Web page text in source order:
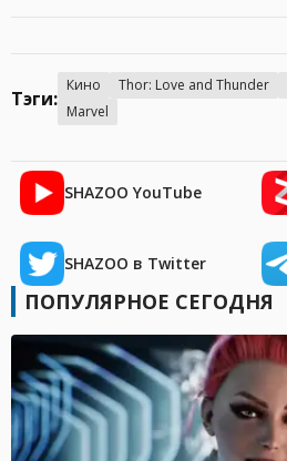
Тэги:
Кино Thor: Love and Thunder
Marvel
SHAZOO YouTube
SHAZOO в Twitter
ПОПУЛЯРНОЕ СЕГОДНЯ